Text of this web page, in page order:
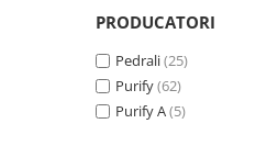
PRODUCATORI
Pedrali(25)
Purify(62)
Purify A(5)